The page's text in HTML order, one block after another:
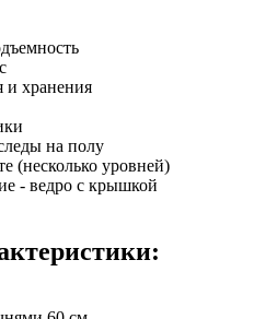
и хранения
на полу
(несколько уровней)
- ведро с крышкой